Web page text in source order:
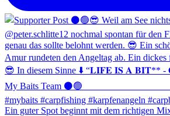
Ein guter Spot beginnt mit dem richtigen